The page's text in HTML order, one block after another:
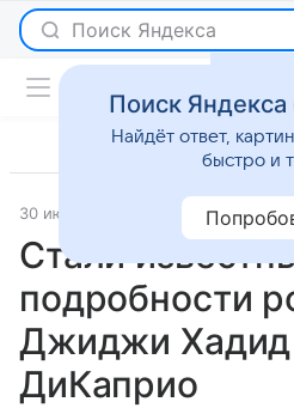
Поиск Яндекса
30 июня 2023 Светская жизнь
Стали
подробности
Джиджи Хадид
ДиКаприо
Поиск Яндекса
Найдёт ответ,
быстро и